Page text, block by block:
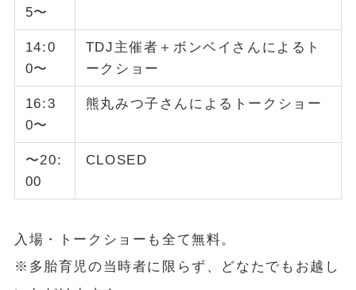
5〜
14:0
0〜
TDJ主催者＋ボンベイさんによるト
ークショー
16:3
0〜
熊丸みつ子さんによるトークショー
〜20:
00
CLOSED
入場・トークショーも全て無料。
※多胎育児の当時者に限らず、どなたでもお越し